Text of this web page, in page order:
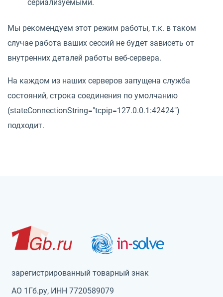
сериализуемыми.
Мы рекомендуем этот режим работы, т.к. в таком
случае работа ваших сессий не будет зависеть от
внутренних деталей работы веб-сервера.
На каждом из наших серверов запущена служба
состояний, строка соединения по умолчанию
(stateConnectionString="tcpip=127.0.0.1:42424")
подходит.
зарегистрированный товарный знак
АО 1Гб.ру, ИНН 7720589079